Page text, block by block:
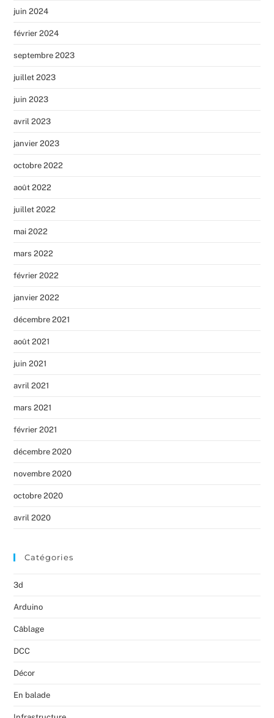
juin 2024
février 2024
septembre 2023
juillet 2023
juin 2023
avril 2023
janvier 2023
octobre 2022
août 2022
juillet 2022
mai 2022
mars 2022
février 2022
janvier 2022
décembre 2021
août 2021
juin 2021
avril 2021
mars 2021
février 2021
décembre 2020
novembre 2020
octobre 2020
avril 2020
Catégories
3d
Arduino
Câblage
DCC
Décor
En balade